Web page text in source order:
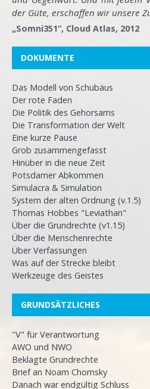
der Güte, erschaffen wir unsere
„Somni351“, Cloud Atlas, 2012
DOKUMENTE
Das Modell von Schubäus
Der rote Faden
Die Politik des Gehorsams
Die Transformation der Welt
Eine kurze Pause
Grob zusammengefasst
Hinüber in die neue Zeit
Potsdamer Abkommen
Simulacra & Simulation
System der alten Ordnung (v.1.5)
Thomas Hobbes "Leviathan"
Über die Grundrechte (v1.15)
Über die Menschenrechte
Über Verfassungen
Was auf der Strecke bleibt
Werkzeuge des Geistes
GRUNDSÄTZLICHES
"V" für Verantwortung
AWO und NWO
Beklagte Grundrechte
Brief an Noam Chomsky
Danach war endgültig Schluss